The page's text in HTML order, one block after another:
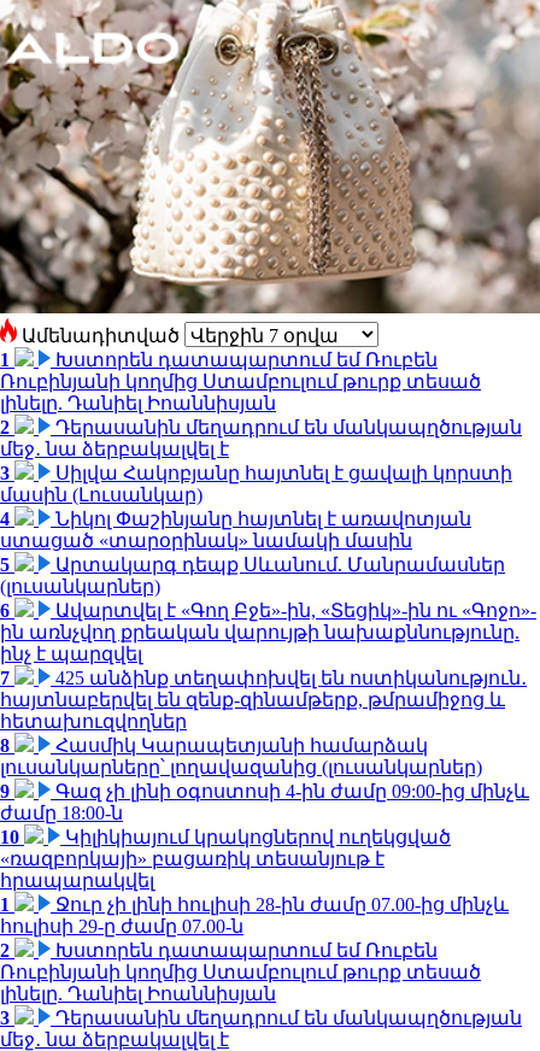
Ամենադիտված
1
Խստորեն դատապարտում եմ Ռուբեն
Ռուբինյանի կողմից Ստամբուլում թուրք տեսած
լինելը. Դանիել Իոաննիսյան
2
Դերասանին մեղադրում են մանկապղծության
մեջ․ նա ձերբակալվել է
3
Սիլվա Հակոբյանը հայտնել է ցավալի կորստի
մասին (Լուսանկար)
4
Նիկոլ Փաշինյանը հայտնել է առավոտյան
ստացած «տարօրինակ» նամակի մասին
5
Արտակարգ դեպք Սևանում. Մանրամասներ
(լուսանկարներ)
6
Ավարտվել է «Գող Բջե»-ին, «Տեցիկ»-ին ու «Գոջո»-
ին առնչվող քրեական վարույթի նախաքննությունը.
ինչ է պարզվել
7
425 անձինք տեղափոխվել են ոստիկանություն․
հայտնաբերվել են զենք-զինամթերք, թմրամիջոց և
հետախուզվողներ
8
Հասմիկ Կարապետյանի համարձակ
լուսանկարները՝ լողավազանից (լուսանկարներ)
9
Գազ չի լինի օգոստոսի 4-ին ժամը 09:00-ից մինչև
ժամը 18:00-ն
10
Կիլիկիայում կրակոցներով ուղեկցված
«ռազբորկայի» բացառիկ տեսանյութ է
հրապարակվել
1
Ջուր չի լինի հուլիսի 28-ին ժամը 07.00-ից մինչև
հուլիսի 29-ը ժամը 07.00-ն
2
Խստորեն դատապարտում եմ Ռուբեն
Ռուբինյանի կողմից Ստամբուլում թուրք տեսած
լինելը. Դանիել Իոաննիսյան
3
Դերասանին մեղադրում են մանկապղծության
մեջ․ նա ձերբակալվել է